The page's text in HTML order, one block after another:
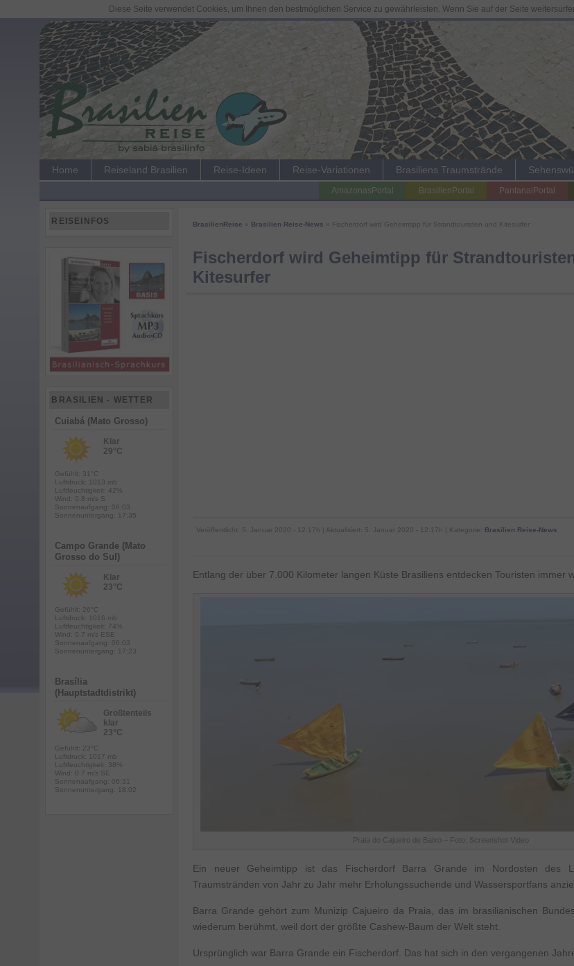
Home Reiseland Brasilien Reise-Ideen Reise-Variationen Brasiliens Traumstrände
PantanalPortal
BrasilienPortal
AmazonasPortal
BrasilienReise Brasilien Reise-News » Fischerdorf wird Geheimtipp für Strandtouristen und Kitesurfer
Fischerdorf wird Geheimtipp für
Kitesurfer
Veröffentlicht: 5. Januar 2020 - 12:17h | Aktualisiert: 5. Januar 2020 - 12:17h | Kategorie: Brasilien Reise-News
Entlang der über 7.000 Kilometer langen Küste Brasiliens entdecken Touristen immer
Praia do Cajueiro de Baixo – Foto: Screenshot Video
Ein neuer Geheimtipp ist das Fischerdorf Barra Grande im Nordosten des
Traumstränden von Jahr zu Jahr mehr Erholungssuchende und Wassersportfans
Barra Grande gehört zum Munizip Cajueiro da Praia, das im brasilianischen
wiederum berühmt, weil dort der größte Cashew-Baum der Welt steht.
Ursprünglich war Barra Grande ein Fischerdorf. Das hat sich in den vergangenen
REISEINFOS
BRASILIEN - WETTER
Cuiabá (Mato Grosso)
Klar
29°C
Gefühlt: 31°C
Luftdruck: 1013 mb
Luftfeuchtigkeit: 42%
Wind: 0.8 m/s S
Sonnenaufgang: 06:03
Sonnenuntergang: 17:35
Campo Grande (Mato
Grosso do Sul)
Klar
23°C
Gefühlt: 26°C
Luftdruck: 1016 mb
Luftfeuchtigkeit: 74%
Wind: 0.7 m/s ESE
Sonnenaufgang: 06:03
Sonnenuntergang: 17:23
Brasília
(Hauptstadtdistrikt)
Größtenteils
klar
23°C
Gefühlt: 23°C
Luftdruck: 1017 mb
Luftfeuchtigkeit: 38%
Wind: 0.7 m/s SE
Sonnenaufgang: 06:31
Sonnenuntergang: 18:02
Diese Seite verwendet Cookies, um Ihnen den bestmöglichen Service zu gewährleisten. Wenn Sie auf der Seite